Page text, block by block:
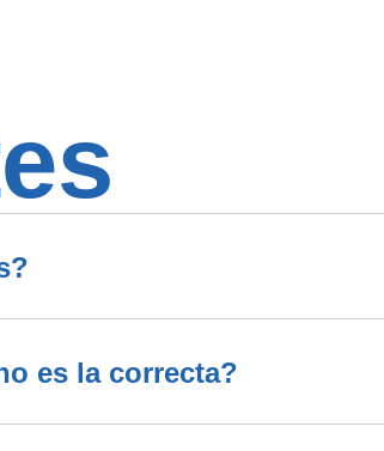
es la correcta?